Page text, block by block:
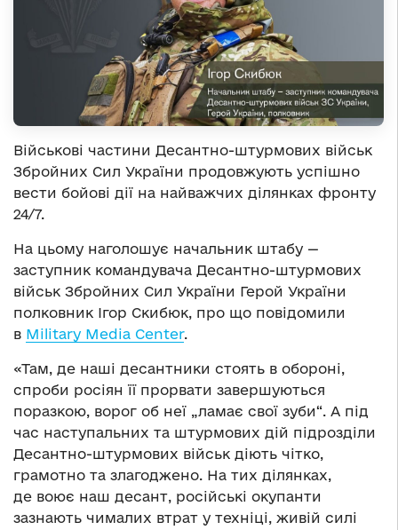
Військові частини Десантно-штурмових військ
Збройних Сил України продовжують успішно
вести бойові дії на найважчих ділянках фронту
24/7.
На цьому наголошує начальник штабу —
заступник командувача Десантно-штурмових
військ Збройних Сил України Герой України
полковник Ігор Скибюк, про що повідомили
в Military Media Center.
«Там, де наші десантники стоять в обороні,
спроби росіян її прорвати завершуються
поразкою, ворог об неї „ламає свої зуби“. А під
час наступальних та штурмових дій підрозділи
Десантно-штурмових військ діють чітко,
грамотно та злагоджено. На тих ділянках,
де воює наш десант, російські окупанти
зазнають чималих втрат у техніці, живій силі